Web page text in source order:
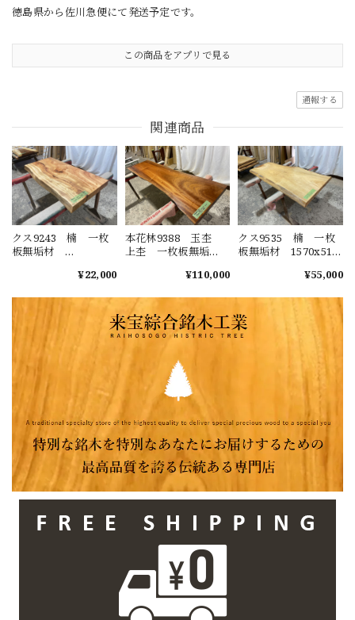
徳島県から佐川急便にて発送予定です。
この商品をアプリで見る
通報する
関連商品
クス9243 楠 一枚
板無垢材
イニングテーブル
板 樟 くすのき
¥22,000
本花林9388 玉杢
上杢 一枚板無垢
550x50mm ダイニン
ーブル センターテ
ーブル 天板 花梨
¥110,000
クス9535 楠 一枚
板無垢材 1570x510-
ンター ローテーブ
ル 天板 樟 くす
のき
¥55,000